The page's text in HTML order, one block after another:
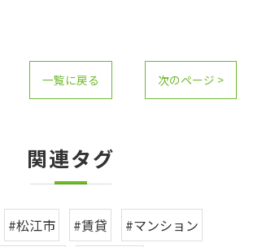
一覧に戻る 次のページ >
関連タグ
#松江市 #賃貸
#マンション